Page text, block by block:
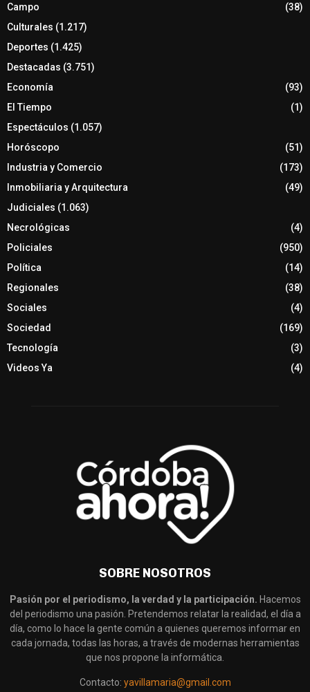
Campo
(38)
Culturales (1.217)
Deportes (1.425)
Destacadas (3.751)
Economía
(93)
El Tiempo
(1)
Espectáculos (1.057)
Horóscopo
(51)
Industria y Comercio
(173)
Inmobiliaria y Arquitectura
(49)
Judiciales (1.063)
Necrológicas
(4)
Policiales
(950)
Política
(14)
Regionales
(38)
Sociales
(4)
Sociedad
(169)
Tecnología
(3)
Videos Ya
(4)
SOBRE NOSOTROS
Pasión por el periodismo, la verdad y la participación. Hacemos
del periodismo una pasión. Pretendemos relatar la realidad, el día a
día, como lo hace la gente común a quienes queremos informar en
cada jornada, todas las horas, a través de modernas herramientas
que nos propone la informática.
Contacto: yavillamaria@gmail.com